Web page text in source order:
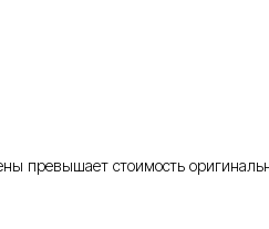
превышает стоимость